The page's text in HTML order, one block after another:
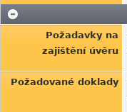
Požadavky na
zajištění úvěru
Požadované doklady